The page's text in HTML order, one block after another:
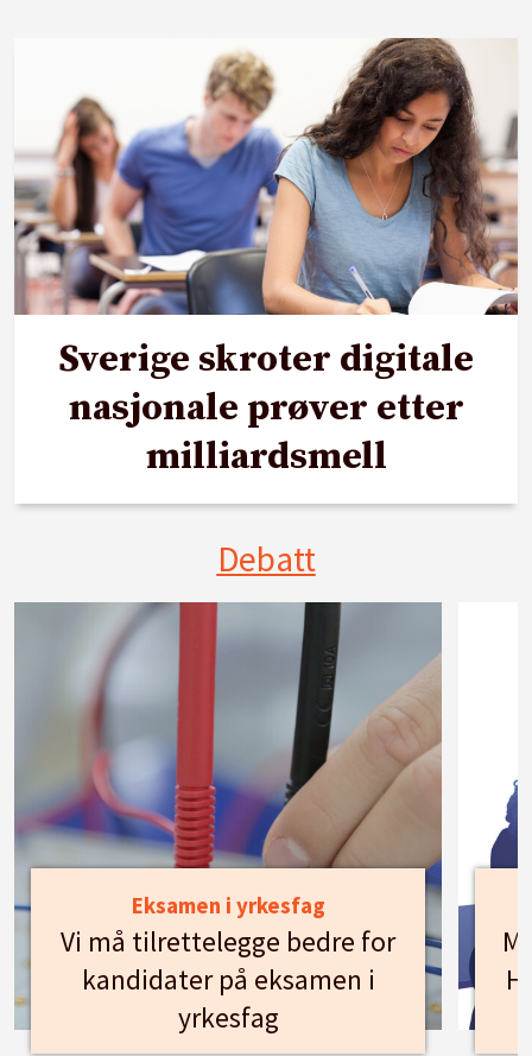
Sverige skroter digitale
nasjonale prøver etter
milliardsmell
Debatt
Eksamen i yrkesfag
Vi må tilrettelegge bedre for
kandidater på eksamen i
yrkesfag